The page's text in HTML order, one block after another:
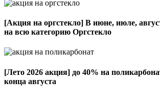
[Акция на оргстекло] В июне, июле,
на всю категорию Оргстекло
[Лето 2026 акция] до 40% на
конца августа